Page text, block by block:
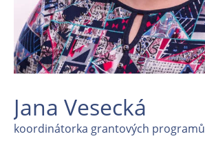
Jana Vesecká
koordinátorka grantových programů